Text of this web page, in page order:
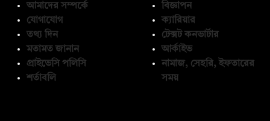
আমাদের সম্পর্কে
যোগাযোগ
তথ্য দিন
মতামত জানান
প্রাইভেসি পলিসি
শর্তাবলি
বিজ্ঞাপন
ক্যারিয়ার
টেক্সট কনভার্টার
আর্কাইভ
নামাজ, সেহরি, ইফতারের
সময়